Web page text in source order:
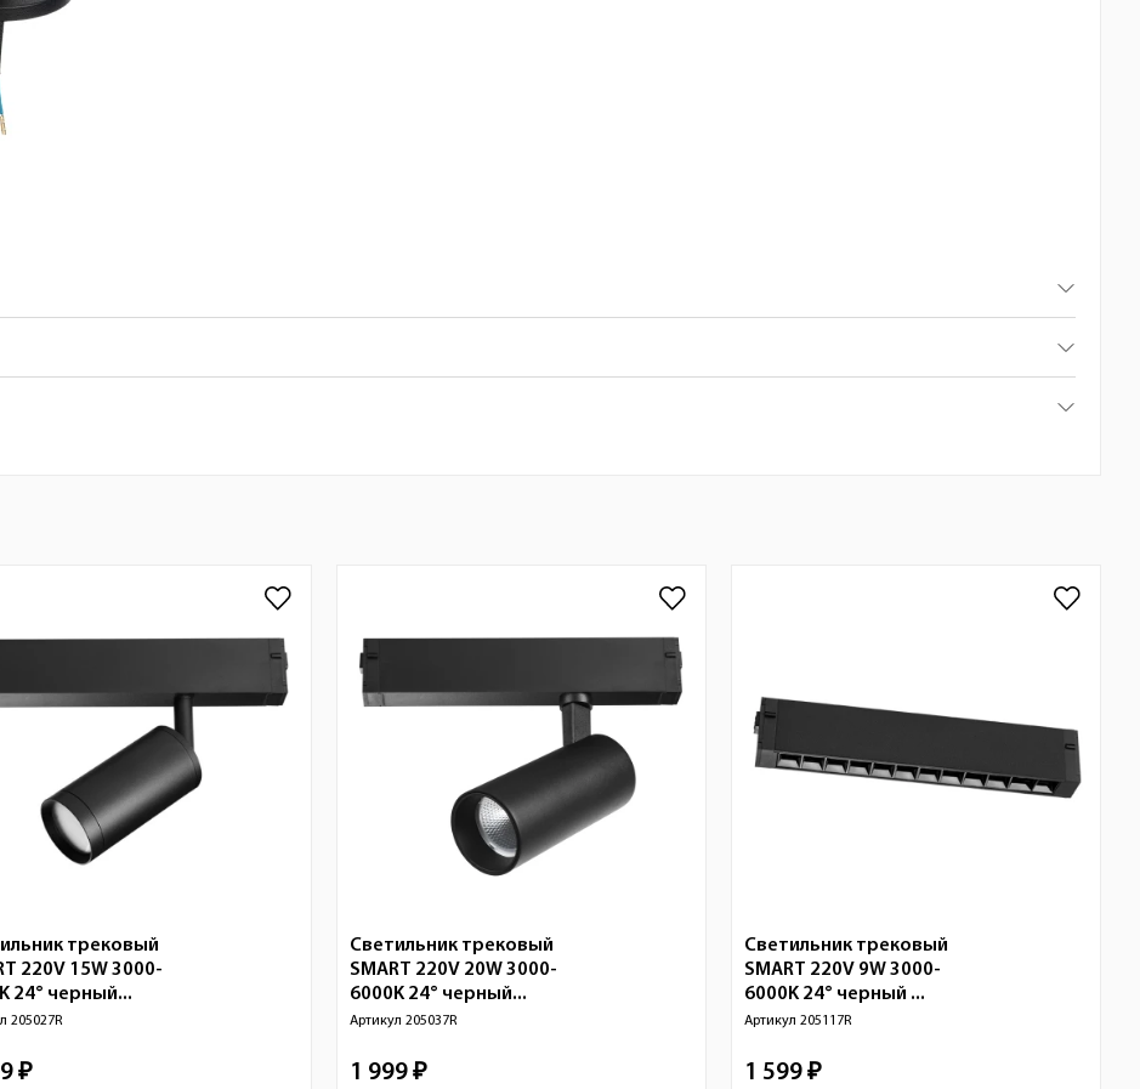
трековый
220V 15W 3000-
24° черный...
205027R
₽
Светильник трековый
SMART 220V 20W 3000-
6000K 24° черный...
Артикул 205037R
1 999 ₽
Светильник трековый
SMART 220V 9W 3000-
6000K 24° черный ...
Артикул 205117R
1 599 ₽